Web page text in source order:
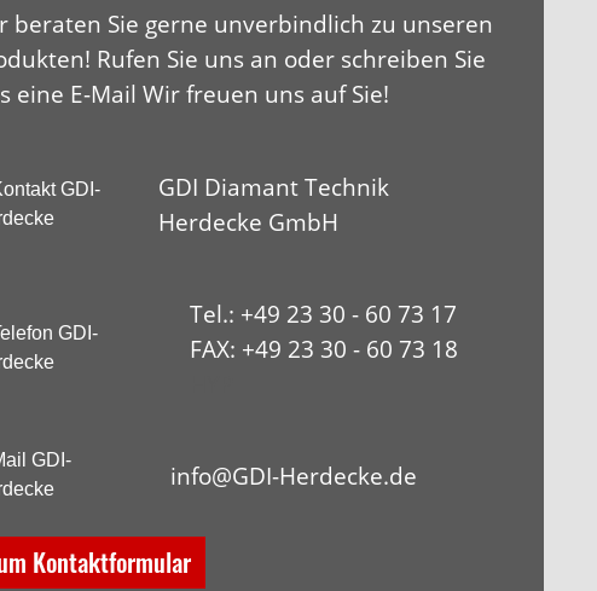
beraten Sie gerne unverbindlich zu unseren
Rufen Sie uns an oder schreiben Sie
eine E-Mail Wir freuen uns auf Sie!
GDI Diamant Technik
Herdecke GmbH
Tel.: +49 23 30 - 60 73 17
FAX: +49 23 30 - 60 73 18
info@GDI-Herdecke.de
Kontaktformular